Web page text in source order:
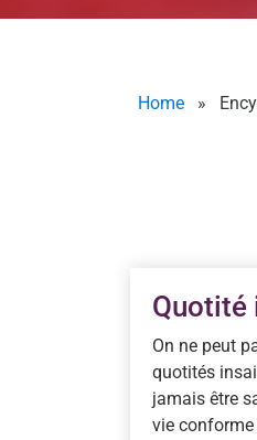
Home »
Quotité
On ne peut
quotités
jamais être
vie